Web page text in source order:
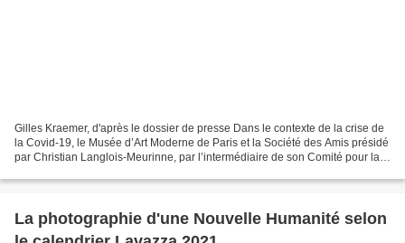
Gilles Kraemer, d'après le dossier de presse Dans le contexte de la crise de
la Covid-19, le Musée d’Art Moderne de Paris et la Société des Amis présidé
par Christian Langlois-Meurinne, par l’intermédiaire de son Comité pour la
La photographie d'une Nouvelle Humanité selon